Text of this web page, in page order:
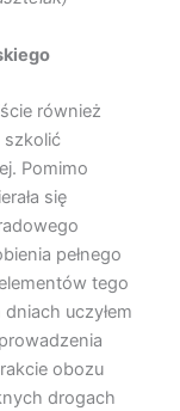
również
szkolić
Pomimo
się
pełnego
tego
uczyłem
obozu
drogach